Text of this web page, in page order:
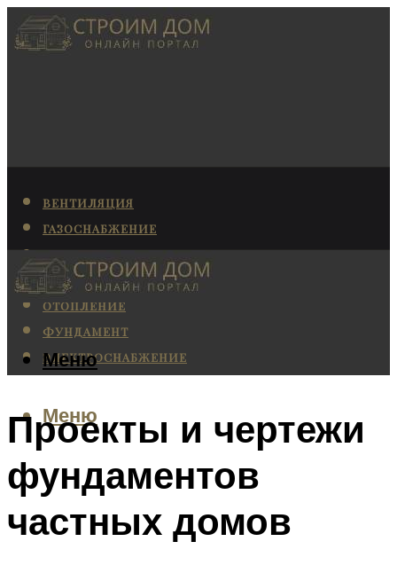
ВЕНТИЛЯЦИЯ
ГАЗОСНАБЖЕНИЕ
КАНАЛИЗАЦИЯ
КОНДИЦИОНИРОВАНИЕ
ОТОПЛЕНИЕ
ФУНДАМЕНТ
ЭЛЕКТРОСНАБЖЕНИЕ
Меню
Меню
Проекты и чертежи
фундаментов
частных домов